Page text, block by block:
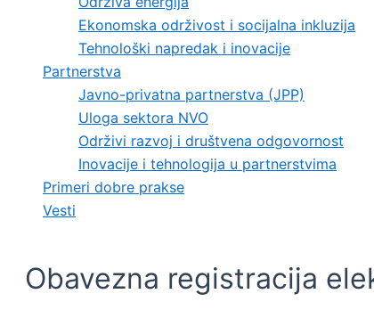
Ekonomska održivost i socijalna inkluzija
Tehnološki napredak i inovacije
Partnerstva
Javno-privatna partnerstva (JPP)
Uloga sektora NVO
Održivi razvoj i društvena odgovornost
Inovacije i tehnologija u partnerstvima
Primeri dobre prakse
Vesti
Obavezna registracija